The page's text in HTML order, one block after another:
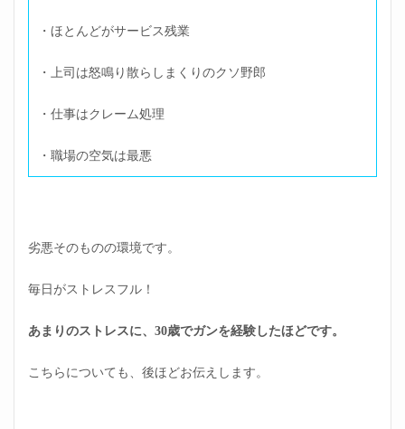
・ほとんどがサービス残業
・上司は怒鳴り散らしまくりのクソ野郎
・仕事はクレーム処理
・職場の空気は最悪
劣悪そのものの環境です。
毎日がストレスフル！
あまりのストレスに、30歳でガンを経験したほどです。
こちらについても、後ほどお伝えします。